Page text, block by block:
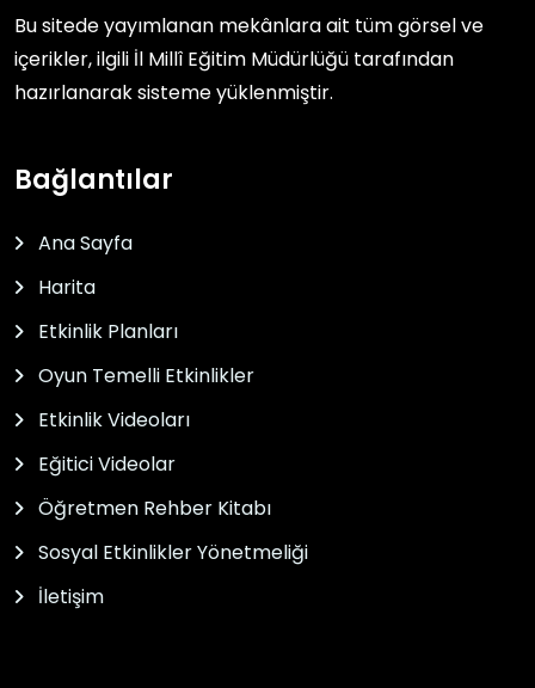
Bu sitede yayımlanan mekânlara ait tüm görsel ve
içerikler, ilgili İl Millî Eğitim Müdürlüğü tarafından
hazırlanarak sisteme yüklenmiştir.
Bağlantılar
Ana Sayfa
Harita
Etkinlik Planları
Oyun Temelli Etkinlikler
Etkinlik Videoları
Eğitici Videolar
Öğretmen Rehber Kitabı
Sosyal Etkinlikler Yönetmeliği
İletişim